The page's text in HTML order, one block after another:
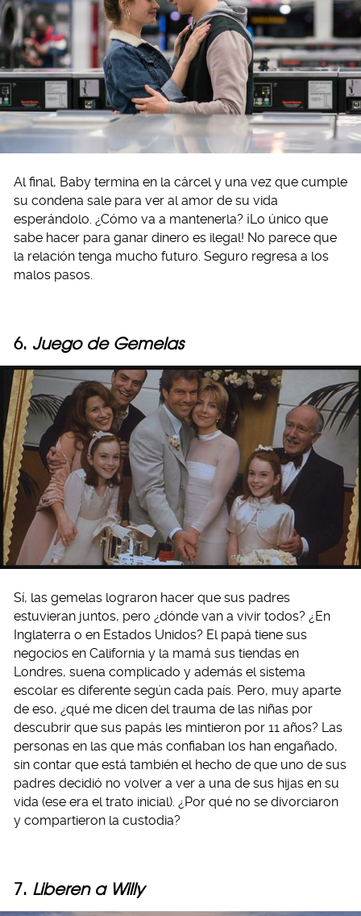
Al final, Baby termina en la cárcel y una vez que cumple
su condena sale para ver al amor de su vida
esperándolo. ¿Cómo va a mantenerla? ¡Lo único que
sabe hacer para ganar dinero es ilegal! No parece que
la relación tenga mucho futuro. Seguro regresa a los
malos pasos.
6. Juego de Gemelas
Sí, las gemelas lograron hacer que sus padres
estuvieran juntos, pero ¿dónde van a vivir todos? ¿En
Inglaterra o en Estados Unidos? El papá tiene sus
negocios en California y la mamá sus tiendas en
Londres, suena complicado y además el sistema
escolar es diferente según cada país. Pero, muy aparte
de eso, ¿qué me dicen del trauma de las niñas por
descubrir que sus papás les mintieron por 11 años? Las
personas en las que más confiaban los han engañado,
sin contar que está también el hecho de que uno de sus
padres decidió no volver a ver a una de sus hijas en su
vida (ese era el trato inicial). ¿Por qué no se divorciaron
y compartieron la custodia?
7. Liberen a Willy